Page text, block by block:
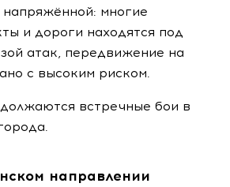
напряжённой: многие
и дороги находятся под
атак, передвижение на
с высоким риском.
встречные бои в
направлении